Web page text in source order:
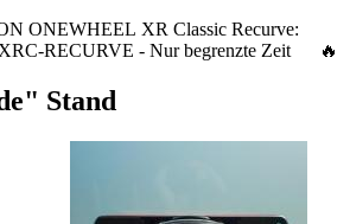
ONEWHEEL XR Classic Recurve:
XRC-RECURVE - Nur begrenzte Zeit 🔥
Stand